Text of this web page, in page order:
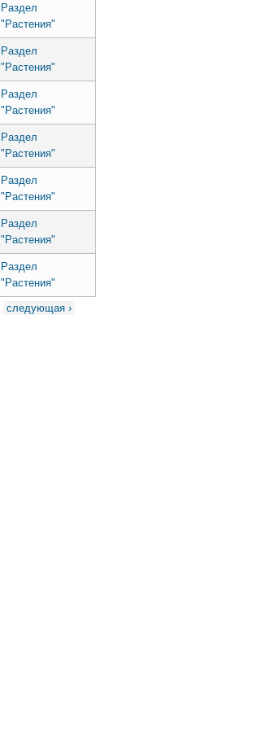
Раздел
"Растения"
Раздел
"Растения"
Раздел
"Растения"
Раздел
"Растения"
Раздел
"Растения"
Раздел
"Растения"
Раздел
"Растения"
следующая ›